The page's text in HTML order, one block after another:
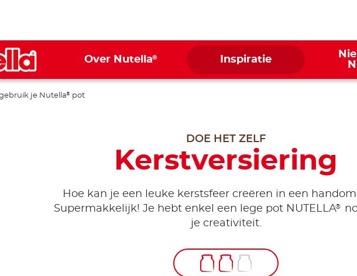
Over Nutella® Inspiratie
je Nutella® pot
DOE HET ZELF
Kerstversiering
Hoe kan je een leuke kerstsfeer creëren in een
Supermakkelijk! Je hebt enkel een lege pot NUTELLA®
je creativiteit.